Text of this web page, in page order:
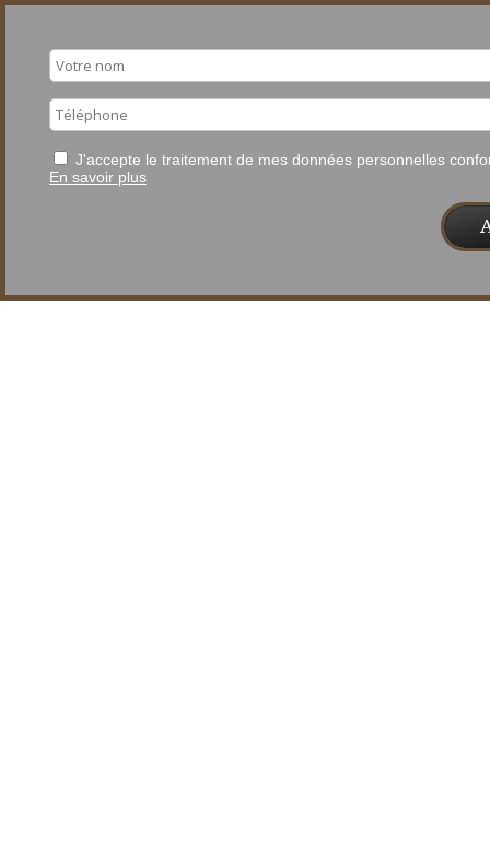
J'accepte le traitement de mes données personnelles
En savoir plus